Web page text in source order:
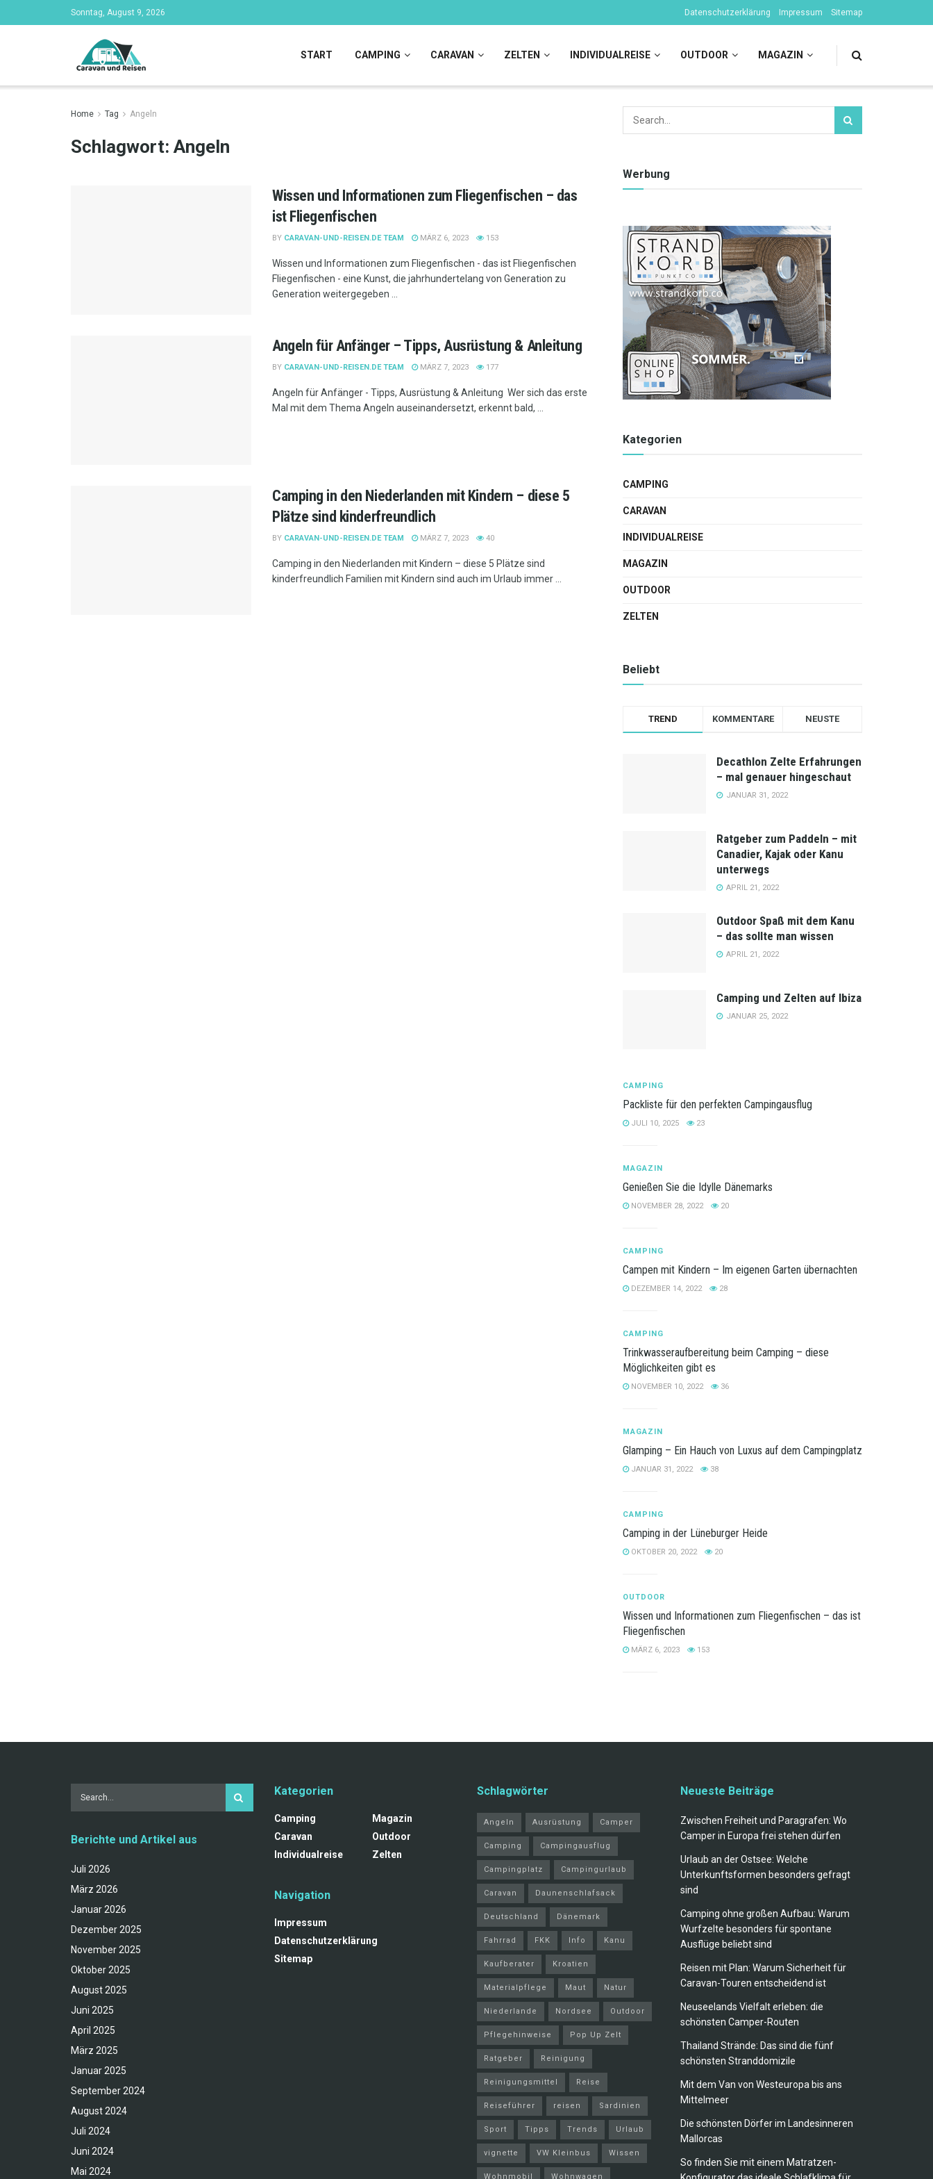
Sonntag, August 9, 2026 Datenschutzerklärung Impressum Sitemap
START CAMPING CARAVAN ZELTEN INDIVIDUALREISE OUTDOOR MAGAZIN
Home Tag Angeln
Schlagwort: Angeln
Wissen und Informationen zum Fliegenfischen – das
ist Fliegenfischen
BY CARAVAN-UND-REISEN.DE TEAM MÄRZ 6, 2023 153
Wissen und Informationen zum Fliegenfischen - das ist Fliegenfischen
Fliegenfischen - eine Kunst, die jahrhundertelang von Generation zu
Generation weitergegeben ...
Angeln für Anfänger – Tipps, Ausrüstung & Anleitung
BY CARAVAN-UND-REISEN.DE TEAM MÄRZ 7, 2023 177
Angeln für Anfänger - Tipps, Ausrüstung & Anleitung Wer sich das erste
Mal mit dem Thema Angeln auseinandersetzt, erkennt bald, ...
Camping in den Niederlanden mit Kindern – diese 5
Plätze sind kinderfreundlich
BY CARAVAN-UND-REISEN.DE TEAM MÄRZ 7, 2023 40
Camping in den Niederlanden mit Kindern – diese 5 Plätze sind
kinderfreundlich Familien mit Kindern sind auch im Urlaub immer ...
Werbung
Kategorien
CAMPING
CARAVAN
INDIVIDUALREISE
MAGAZIN
OUTDOOR
ZELTEN
Beliebt
TREND KOMMENTARE NEUSTE
Decathlon Zelte Erfahrungen
– mal genauer hingeschaut
JANUAR 31, 2022
Ratgeber zum Paddeln – mit
Canadier, Kajak oder Kanu
unterwegs
APRIL 21, 2022
Outdoor Spaß mit dem Kanu
– das sollte man wissen
APRIL 21, 2022
Camping und Zelten auf Ibiza
JANUAR 25, 2022
CAMPING
Packliste für den perfekten Campingausflug
JULI 10, 2025 23
MAGAZIN
Genießen Sie die Idylle Dänemarks
NOVEMBER 28, 2022 20
CAMPING
Campen mit Kindern – Im eigenen Garten übernachten
DEZEMBER 14, 2022 28
CAMPING
Trinkwasseraufbereitung beim Camping – diese
Möglichkeiten gibt es
NOVEMBER 10, 2022 36
MAGAZIN
Glamping – Ein Hauch von Luxus auf dem Campingplatz
JANUAR 31, 2022 38
CAMPING
Camping in der Lüneburger Heide
OKTOBER 20, 2022 20
OUTDOOR
Wissen und Informationen zum Fliegenfischen – das ist
Fliegenfischen
MÄRZ 6, 2023 153
Berichte und Artikel aus
Juli 2026
März 2026
Januar 2026
Dezember 2025
November 2025
Oktober 2025
August 2025
Juni 2025
April 2025
März 2025
Januar 2025
September 2024
August 2024
Juli 2024
Juni 2024
Mai 2024
Kategorien
Camping
Caravan
Individualreise
Magazin
Outdoor
Zelten
Navigation
Impressum
Datenschutzerklärung
Sitemap
Schlagwörter
Angeln Ausrüstung Camper
Camping Campingausflug
Campingplatz Campingurlaub
Caravan Daunenschlafsack
Deutschland Dänemark
Fahrrad FKK Info Kanu
Kaufberater Kroatien
Materialpflege Maut Natur
Niederlande Nordsee Outdoor
Pflegehinweise Pop Up Zelt
Ratgeber Reinigung
Reinigungsmittel Reise
Reiseführer reisen Sardinien
Sport Tipps Trends Urlaub
vignette VW Kleinbus Wissen
Wohnmobil Wohnwagen
Neueste Beiträge
Zwischen Freiheit und Paragrafen: Wo
Camper in Europa frei stehen dürfen
Urlaub an der Ostsee: Welche
Unterkunftsformen besonders gefragt
sind
Camping ohne großen Aufbau: Warum
Wurfzelte besonders für spontane
Ausflüge beliebt sind
Reisen mit Plan: Warum Sicherheit für
Caravan-Touren entscheidend ist
Neuseelands Vielfalt erleben: die
schönsten Camper-Routen
Thailand Strände: Das sind die fünf
schönsten Stranddomizile
Mit dem Van von Westeuropa bis ans
Mittelmeer
Die schönsten Dörfer im Landesinneren
Mallorcas
So finden Sie mit einem Matratzen-